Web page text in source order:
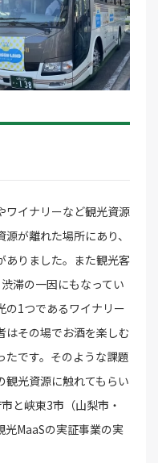
ワイナリーなど観光資源
が離れた場所にあり、
ありました。また観光客
滞の一因にもなってい
の1つであるワイナリー
はその場でお酒を楽しむ
たです。そのような課題
観光資源に触れてもらい
と峡東3市（山梨市・
MaaSの実証事業の実